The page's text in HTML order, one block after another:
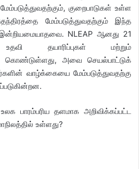
குறைபாடுகள் உள்ள
மேம்படுத்துவதற்கும் இந்த
இன்றியமையாதவை. NLEAP ஆனது 21
தயாரிப்புகள் மற்றும்
கொண்டுள்ளது, அவை செயல்பாட்டுக்
வாழ்க்கையை மேம்படுத்துவதற்கு
பாரம்பரிய தளமாக அறிவிக்கப்பட்ட
உள்ளது?